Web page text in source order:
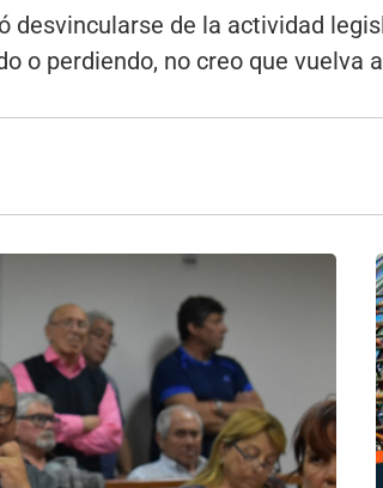
de la actividad
o perdiendo, no creo que vuelva